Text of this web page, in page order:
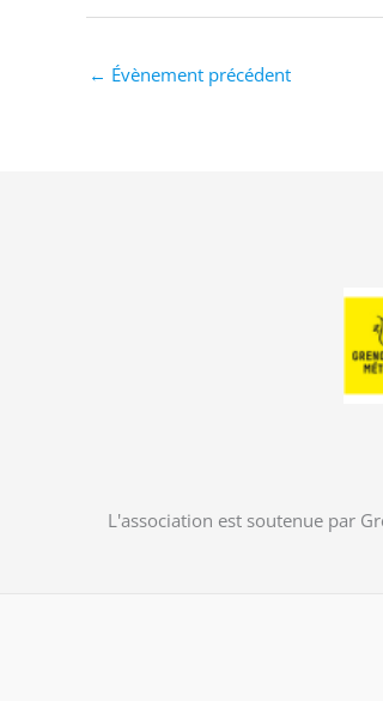
← Évènement précédent
L'association est soutenue par